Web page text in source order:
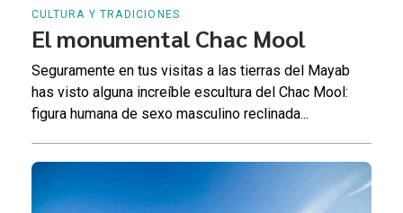
CULTURA Y TRADICIONES
El monumental Chac Mool
Seguramente en tus visitas a las tierras del Mayab
has visto alguna increíble escultura del Chac Mool:
figura humana de sexo masculino reclinada...